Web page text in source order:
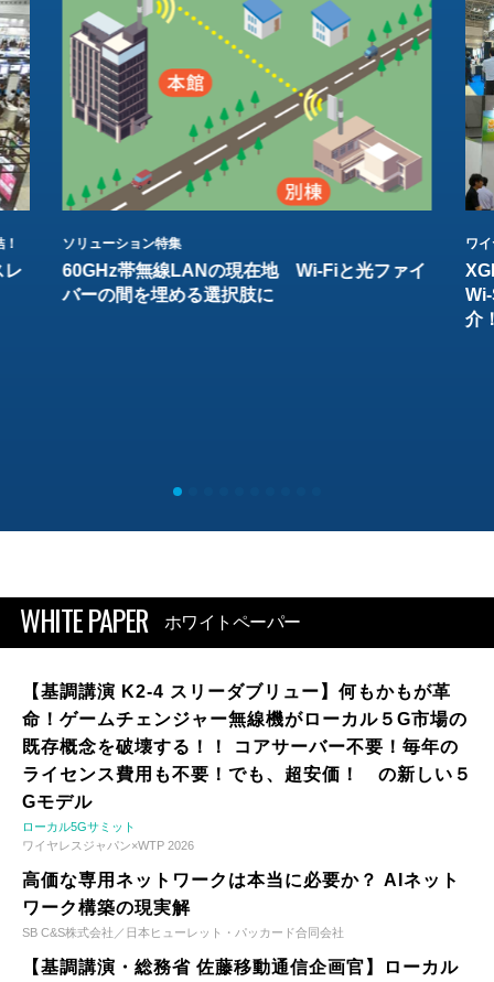
レ
ソリューション特集
60GHz帯無線LANの現在地 Wi-Fiと光ファイ
バーの間を埋める選択肢に
ワ
介
WHITE PAPER ホワイトペーパー
【基調講演 K2-4 スリーダブリュー】何もかもが革
命！ゲームチェンジャー無線機がローカル５G市場の
既存概念を破壊する！！ コアサーバー不要！毎年の
ライセンス費用も不要！でも、超安価！ の新しい５
Gモデル
ローカル5Gサミット
ワイヤレスジャパン×WTP 2026
高価な専用ネットワークは本当に必要か？ AIネット
ワーク構築の現実解
SB C&S株式会社／日本ヒューレット・パッカード合同会社
【基調講演・総務省 佐藤移動通信企画官】ローカル